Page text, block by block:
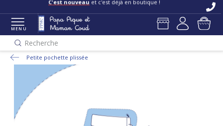
C'est nouveau et c'est déjà en boutique !
MENU
Recherche
Petite pochette plissée